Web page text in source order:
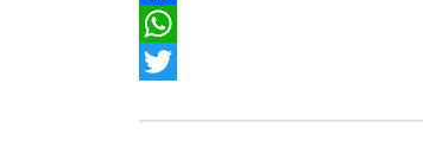
Facebook
WhatsApp